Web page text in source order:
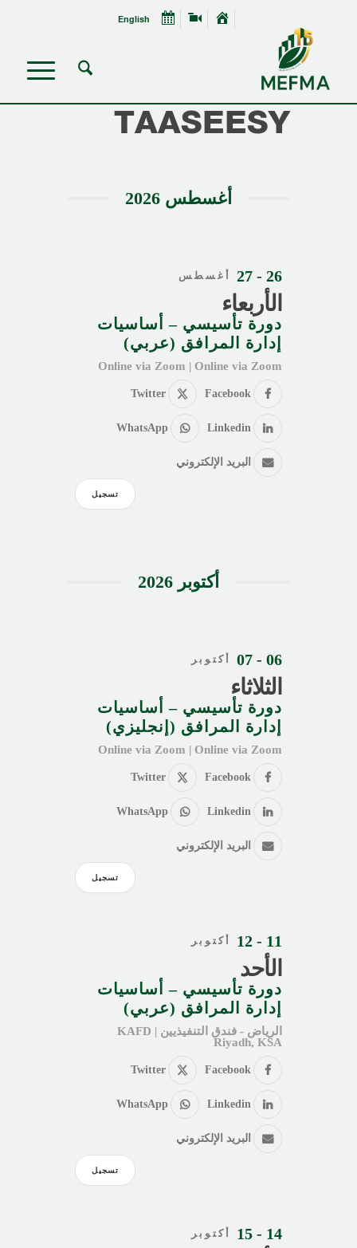
English
TAASEESY
أغسطس 2026
26 - 27 أغسطس
الأربعاء
دورة تأسيسي – أساسيات
إدارة المرافق (عربي)
Online via Zoom | Online via Zoom
Facebook
Twitter
Linkedin
WhatsApp
البريد الإلكتروني
تسجيل
أكتوبر 2026
06 - 07 أكتوبر
الثلاثاء
دورة تأسيسي – أساسيات
إدارة المرافق (إنجليزي)
Online via Zoom | Online via Zoom
Facebook
Twitter
Linkedin
WhatsApp
البريد الإلكتروني
تسجيل
11 - 12 أكتوبر
الأحد
دورة تأسيسي – أساسيات
إدارة المرافق (عربي)
الرياض - فندق التنفيذيين KAFD |
Riyadh, KSA
Facebook
Twitter
Linkedin
WhatsApp
البريد الإلكتروني
تسجيل
14 - 15 أكتوبر